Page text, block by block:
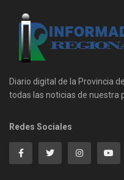
Diario digital de la Provincia
todas las noticias de nuestra
Redes Sociales